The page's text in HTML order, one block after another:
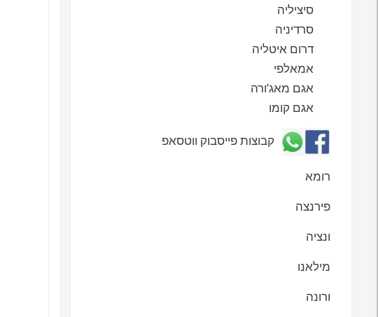
סיציליה
סרדיניה
דרום איטליה
אמאלפי
אגם מאג’ורה
אגם קומו
קבוצות פייסבוק ווטסאפ
רומא
פירנצה
ונציה
מילאנו
ורונה